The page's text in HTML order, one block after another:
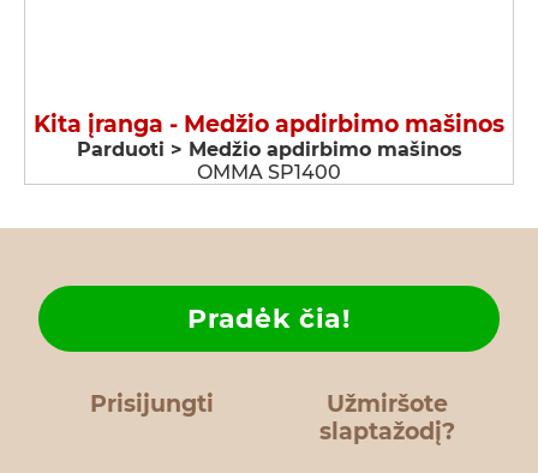
Kita įranga - Medžio apdirbimo mašinos
Parduoti > Medžio apdirbimo mašinos
OMMA SP1400
Prisijungti
Užmiršote
slaptažodį?
Pradėk čia!